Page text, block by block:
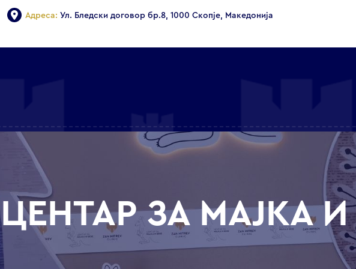
Адреса: Ул. Бледски договор бр.8, 1000 Скопје, Македонија
ЦЕНТАР ЗА МАЈКА И